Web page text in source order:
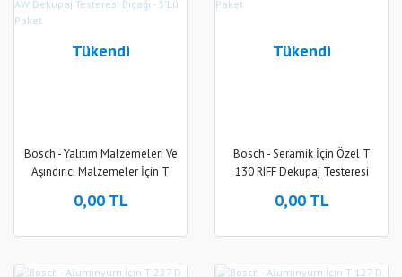
Tükendi
Bosch - Yalıtım Malzemeleri Ve
Aşındırıcı Malzemeler İçin T
Bıçağı - 3'Lü Paket
0,00 TL
Tükendi
Bosch - Seramik İçin Özel T
130 RIFF Dekupaj Testeresi
0,00 TL